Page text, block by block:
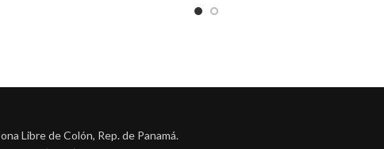
Libre de Colón, Rep. de Panamá.